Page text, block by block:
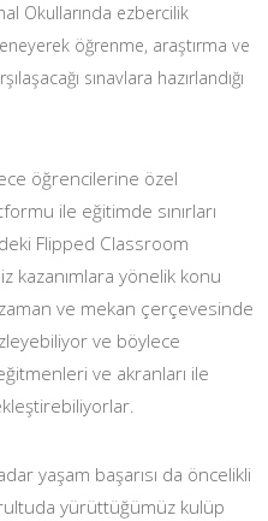
Okullarında ezbercilik
öğrenme, araştırma ve
sınavlara hazırlandığı
öğrencilerine özel
ile eğitimde sınırları
Flipped Classroom
kazanımlara yönelik konu
ve mekan çerçevesinde
ve böylece
ve akranları ile
yaşam başarısı da öncelikli
yürüttüğümüz kulüp